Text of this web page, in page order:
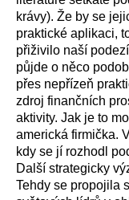
krávy). Že by se
praktické aplikaci,
přiživilo naší
půjde o něco
přes nepřízeň
zdroj finančních
aktivity. Jak je to
americká firmička.
kdy se jí rozhodl
Další strategicky
Tehdy se propojila